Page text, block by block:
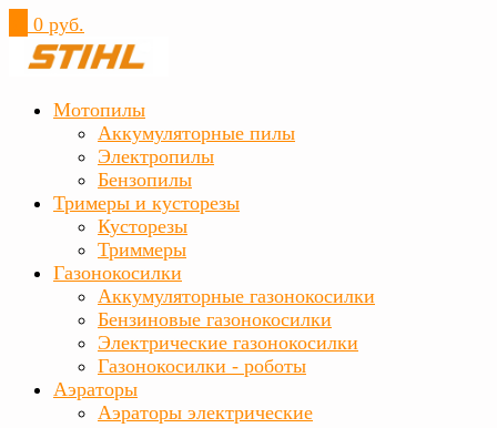
0 руб.
Мотопилы
Аккумуляторные пилы
Электропилы
Бензопилы
Тримеры и кусторезы
Кусторезы
Триммеры
Газонокосилки
Аккумуляторные газонокосилки
Бензиновые газонокосилки
Электрические газонокосилки
Газонокосилки - роботы
Аэраторы
Аэраторы электрические